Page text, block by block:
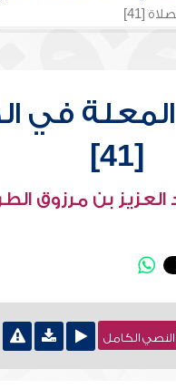
[41]
المعلة في
[41]
بن مرزوق
النصي الكامل